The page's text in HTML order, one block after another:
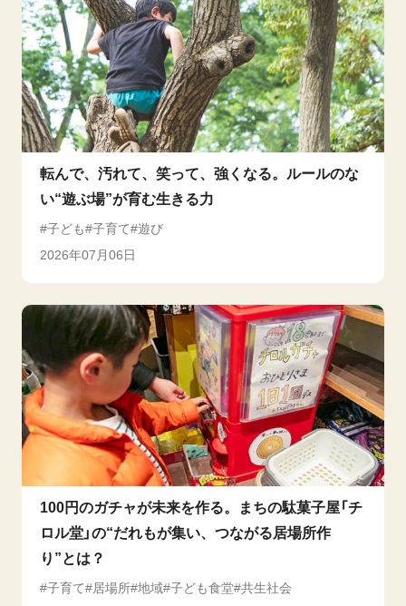
転んで、汚れて、笑って、強くなる。ルールのな
い“遊ぶ場”が育む生きる力
子ども 子育て
遊び
2026年07月06日
100円のガチャが未来を作る。まちの駄菓子屋「チ
ロル堂」の“だれもが集い、つながる居場所作
り”とは？
子育て 居場所 地域 子ども食堂 共生社会